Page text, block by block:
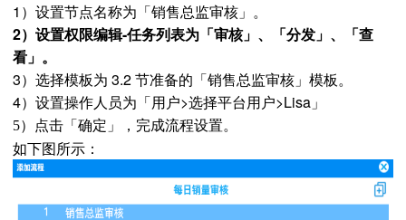
1）设置节点名称为「销售总监审核」。
2）设置权限编辑-任务列表为「审核」、「分发」、「查
看」。
3）选择模板为 3.2 节准备的「销售总监审核」模板。
4）设置操作人员为「用户>选择平台用户>Lisa」
5）点击「确定」，完成流程设置。
如下图所示：